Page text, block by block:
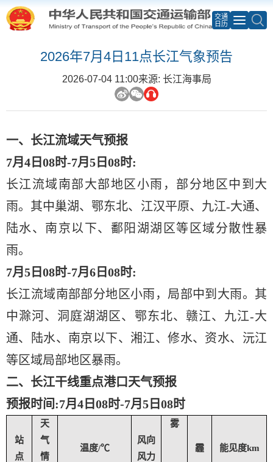
交通
日历
2026年7月4日11点长江气象预告
2026-07-04 11:00来源: 长江海事局
一、长江流域天气预报
7月4日08时-7月5日08时:
长江流域南部大部地区小雨，部分地区中到大
雨。其中巢湖、鄂东北、江汉平原、九江-大通、
陆水、南京以下、鄱阳湖湖区等区域分散性暴
雨。
7月5日08时-7月6日08时:
长江流域南部部分地区小雨，局部中到大雨。其
中滁河、洞庭湖湖区、鄂东北、赣江、九江-大
通、陆水、南京以下、湘江、修水、资水、沅江
等区域局部地区暴雨。
二、长江干线重点港口天气预报
预报时间 :7月4日08时-7月5日08时
站
点
天
气
情
温度/℃
风向
风力
雾
霾 能见度km